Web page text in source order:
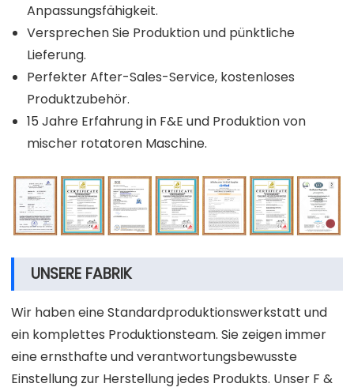
Anpassungsfähigkeit.
Versprechen Sie Produktion und pünktliche
Lieferung.
Perfekter After-Sales-Service, kostenloses
Produktzubehör.
15 Jahre Erfahrung in F&E und Produktion von
mischer rotatoren Maschine.
UNSERE FABRIK
Wir haben eine Standardproduktionswerkstatt und
ein komplettes Produktionsteam. Sie zeigen immer
eine ernsthafte und verantwortungsbewusste
Einstellung zur Herstellung jedes Produkts. Unser F &